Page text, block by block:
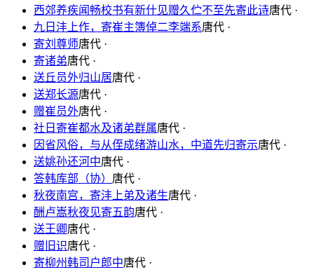
西郊养疾闻畅校书有新什见赠久伫不至先寄此诗唐代 ·
九日沣上作，寄崔主簿倬二李端系唐代 ·
寄刘尊师唐代 ·
寄诸弟唐代 ·
送丘员外归山居唐代 ·
送郑长源唐代 ·
赠崔员外唐代 ·
社日寄崔都水及诸弟群属唐代 ·
因省风俗，与从侄成绪游山水，中道先归寄示唐代 ·
送姚孙还河中唐代 ·
答韩库部（协） 唐代 ·
秋夜南宫，寄沣上弟及诸生唐代 ·
酬卢嵩秋夜见寄五韵唐代 ·
送王卿唐代 ·
赠旧识唐代 ·
寄柳州韩司户郎中唐代 ·